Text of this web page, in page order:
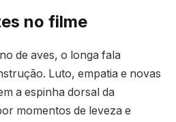
no filme
de aves, o longa fala
Luto, empatia e novas
a espinha dorsal da
momentos de leveza e